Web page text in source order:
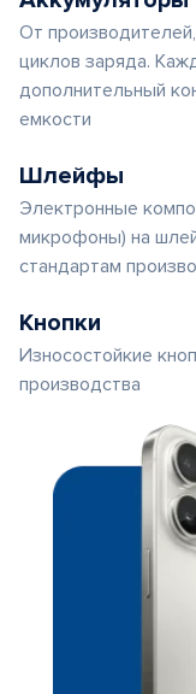
От
циклов заряда.
дополнительный
емкости
Шлейфы
Электронные
микрофоны) на
стандартам
Кнопки
Износостойкие
производства